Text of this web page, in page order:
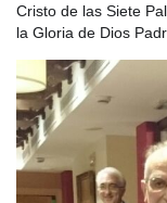
Cristo de las Siete
la Gloria de Dios